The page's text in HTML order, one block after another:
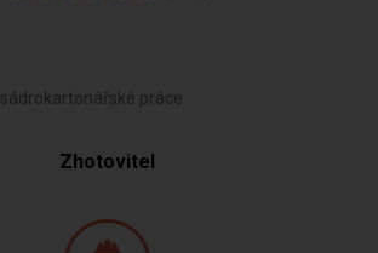
sádrokartonářské práce
Zhotovitel